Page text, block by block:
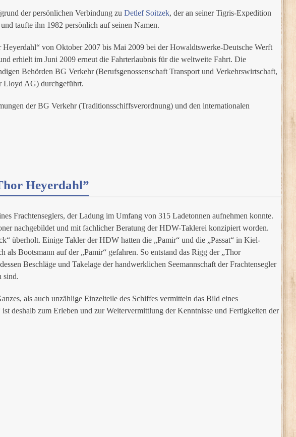
der persönlichen Verbindung zuDetlef Soitzek, der an seiner Tigris-Expedition
taufte ihn 1982 persönlich auf seinen Namen.
Heyerdahl“ von Oktober 2007 bis Mai 2009 bei der Howaldtswerke-Deutsche Werft
erhielt im Juni 2009 erneut die Fahrterlaubnis für die weltweite Fahrt. Die
Behörden BG Verkehr (Berufsgenossenschaft Transport und Verkehrswirtschaft,
Lloyd AG) durchgeführt.
der BG Verkehr (Traditionsschiffsverordnung) und den internationalen
Heyerdahl”
Frachtenseglers, der Ladung im Umfang von 315 Ladetonnen aufnehmen konnte.
nachgebildet und mit fachlicher Beratung der HDW-Taklerei konzipiert worden.
überholt. Einige Takler der HDW hatten die „Pamir“ und die „Passat“ in Kiel-
Bootsmann auf der „Pamir“ gefahren. So entstand das Rigg der „Thor
Beschläge und Takelage der handwerklichen Seemannschaft der Frachtensegler
sind.
als auch unzählige Einzelteile des Schiffes vermitteln das Bild eines
deshalb zum Erleben und zur Weitervermittlung der Kenntnisse und Fertigkeiten der